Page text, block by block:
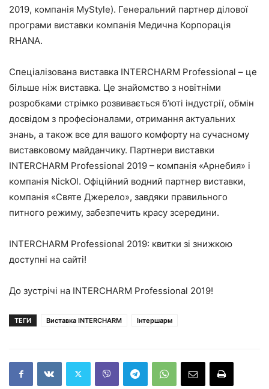
2019, компанія MyStyle). Генеральний партнер ділової
програми виставки компанія Медична Корпорація
RHANA.
Спеціалізована виставка INTERCHARM Professional – це
більше ніж виставка. Це знайомство з новітніми
розробками стрімко розвивається б’юті індустрії, обмін
досвідом з професіоналами, отримання актуальних
знань, а також все для вашого комфорту на сучасному
виставковому майданчику. Партнери виставки
INTERCHARM Professional 2019 – компанія «Арнебия» і
компанія NickOl. Офіційний водний партнер виставки,
компанія «Святе Джерело», завдяки правильного
питного режиму, забезпечить красу зсередини.
INTERCHARM Professional 2019: квитки зі знижкою
доступні на сайті!
До зустрічі на INTERCHARM Professional 2019!
ТЕГИ Виставка INTERCHARM Інтершарм